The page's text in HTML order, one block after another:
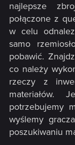
najlepsze
połączone z
w celu
samo
pobawić.
co należy
rzeczy z
materiałów.
potrzebujemy
wyślemy
poszukiwaniu